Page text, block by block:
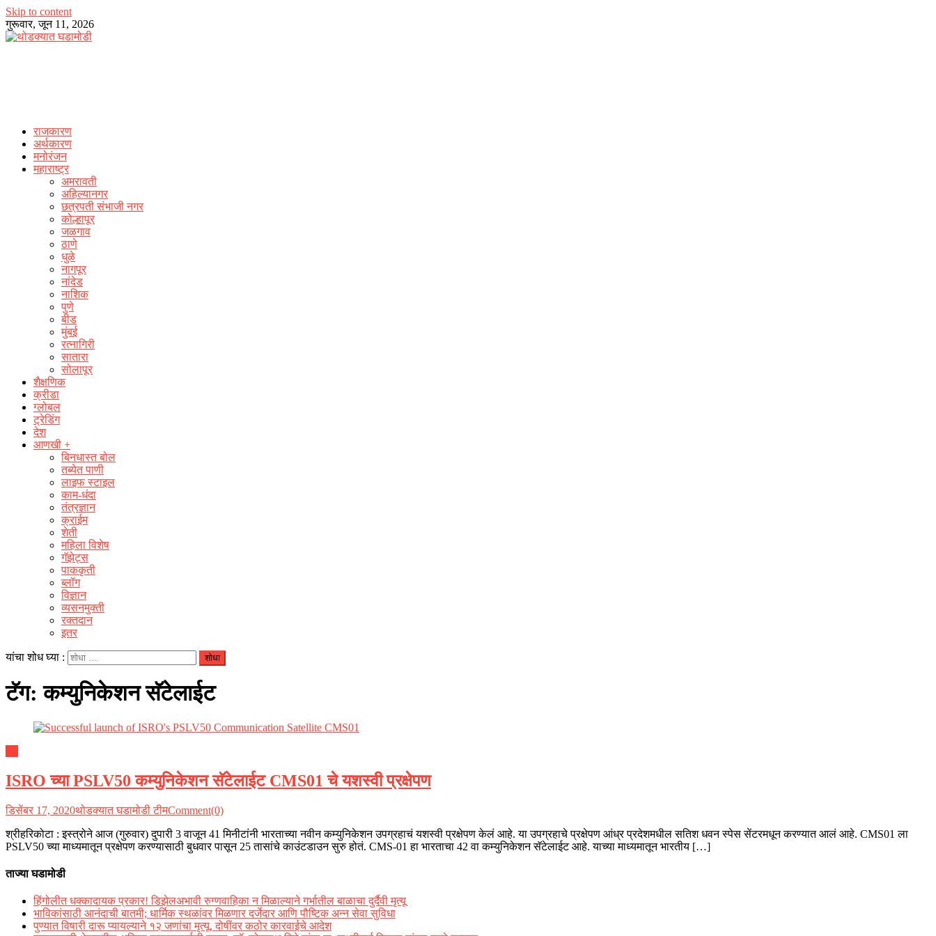
Skip to content
गुरूवार, जून 11, 2026
राजकारण
अर्थकारण
मनोरंजन
महाराष्ट्र
अमरावती
अहिल्यानगर
छत्रपती संभाजी नगर
कोल्हापूर
जळगाव
ठाणे
धुळे
नागपूर
नांदेड
नाशिक
पुणे
बीड
मुंबई
रत्नागिरी
सातारा
सोलापूर
शैक्षणिक
क्रीडा
ग्लोबल
ट्रेडिंग
देश
आणखी +
बिनधास्त बोल
तब्येत पाणी
लाइफ स्टाइल
काम-धंदा
तंत्रज्ञान
क्राईम
शेती
महिला विशेष
गॅझेट्स
पाककृती
ब्लॉग
विज्ञान
व्यसनमुक्ती
रक्‍तदान
इतर
यांचा शोध घ्या :
टॅग:कम्युनिकेशन सॅटेलाईट
ISRO च्या PSLV50 कम्युनिकेशन सॅटेलाईट CMS01 चे यशस्वी प्रक्षेपण
डिसेंबर 17, 2020थोडक्यात घडामोडी टीमComment(0)
श्रीहरिकोटा : इस्त्रोने आज (गुरुवार) दुपारी 3 वाजून 41 मिनीटांनी भारताच्या नवीन कम्युनिकेशन उपग्रहाचं यशस्वी प्रक्षेपण केलं आहे. या उपग्रहाचे प्रक्षेपण आंध्र प्रदेशमधील सतिश धवन स्पेस सेंटरमधून करण्यात आलं आहे. CMS01 ला
PSLV50 च्या माध्यमातून प्रक्षेपण करण्यासाठी बुधवार पासून 25 तासांचे काउंटडाउन सुरु होतं. CMS-01 हा भारताचा 42 वा कम्युनिकेशन सॅटेलाईट आहे. याच्या माध्यमातून भारतीय […]
ताज्या घडामोडी
हिंगोलीत धक्कादायक प्रकार! डिझेलअभावी रुग्णवाहिका न मिळाल्याने गर्भातील बाळाचा दुर्दैवी मृत्यू
भाविकांसाठी आनंदाची बातमी; धार्मिक स्थळांवर मिळणार दर्जेदार आणि पौष्टिक अन्न सेवा सुविधा
पुण्यात विषारी दारू प्यायल्याने १२ जणांचा मृत्यू, दोषींवर कठोर कारवाईचे आदेश